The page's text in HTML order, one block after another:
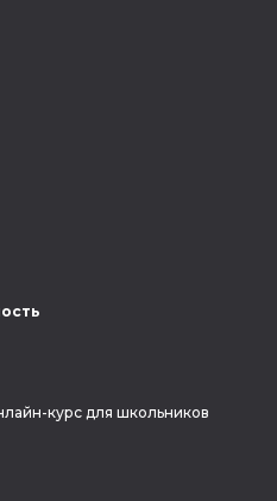
курс для школьников